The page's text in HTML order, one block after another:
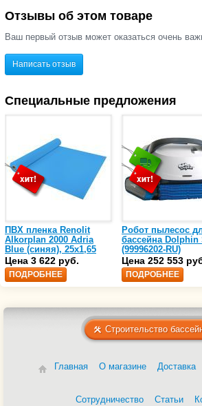
Отзывы об этом товаре
Ваш первый отзыв может оказаться очень
Написать отзыв
Специальные предложения
ПВХ пленка Renolit
Alkorplan 2000 Adria
Blue (синяя), 25х1,65
(35216203)
Цена 3 622 руб.
ПОДРОБНЕЕ
Робот пылесос
бассейна Dolphin
(99996202-RU)
Цена 252 553
ПОДРОБНЕЕ
Строительство
Главная О магазине Доставка
Сотрудничество Статьи